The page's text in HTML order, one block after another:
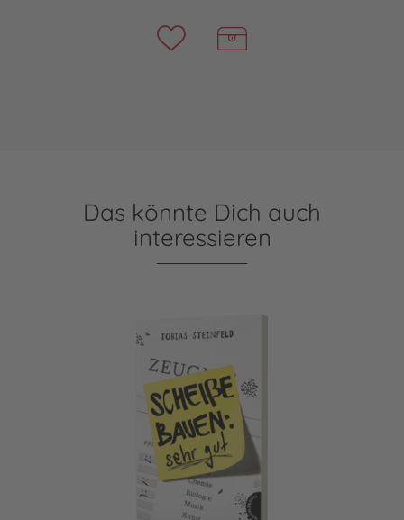
Das könnte Dich auch
interessieren
Scheiße bauen: sehr gut